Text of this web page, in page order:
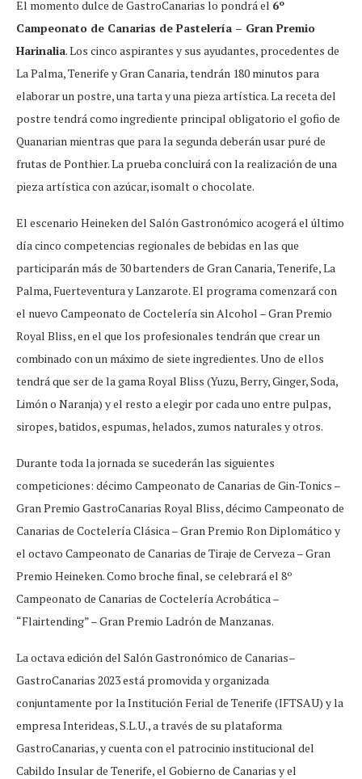
El momento dulce de GastroCanarias lo pondrá el 6º
Campeonato de Canarias de Pastelería – Gran Premio
Harinalia. Los cinco aspirantes y sus ayudantes, procedentes de
La Palma, Tenerife y Gran Canaria, tendrán 180 minutos para
elaborar un postre, una tarta y una pieza artística. La receta del
postre tendrá como ingrediente principal obligatorio el gofio de
Quanarian mientras que para la segunda deberán usar puré de
frutas de Ponthier. La prueba concluirá con la realización de una
pieza artística con azúcar, isomalt o chocolate.
El escenario Heineken del Salón Gastronómico acogerá el último
día cinco competencias regionales de bebidas en las que
participarán más de 30 bartenders de Gran Canaria, Tenerife, La
Palma, Fuerteventura y Lanzarote. El programa comenzará con
el nuevo Campeonato de Coctelería sin Alcohol – Gran Premio
Royal Bliss, en el que los profesionales tendrán que crear un
combinado con un máximo de siete ingredientes. Uno de ellos
tendrá que ser de la gama Royal Bliss (Yuzu, Berry, Ginger, Soda,
Limón o Naranja) y el resto a elegir por cada uno entre pulpas,
siropes, batidos, espumas, helados, zumos naturales y otros.
Durante toda la jornada se sucederán las siguientes
competiciones: décimo Campeonato de Canarias de Gin-Tonics –
Gran Premio GastroCanarias Royal Bliss, décimo Campeonato de
Canarias de Coctelería Clásica – Gran Premio Ron Diplomático y
el octavo Campeonato de Canarias de Tiraje de Cerveza – Gran
Premio Heineken. Como broche final, se celebrará el 8º
Campeonato de Canarias de Coctelería Acrobática –
“Flairtending” – Gran Premio Ladrón de Manzanas.
La octava edición del Salón Gastronómico de Canarias–
GastroCanarias 2023 está promovida y organizada
conjuntamente por la Institución Ferial de Tenerife (IFTSAU) y la
empresa Interideas, S.L.U., a través de su plataforma
GastroCanarias, y cuenta con el patrocinio institucional del
Cabildo Insular de Tenerife, el Gobierno de Canarias y el